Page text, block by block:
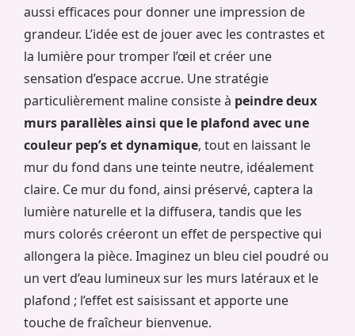
aussi efficaces pour donner une impression de
grandeur. L’idée est de jouer avec les contrastes et
la lumière pour tromper l’œil et créer une
sensation d’espace accrue. Une stratégie
particulièrement maline consiste à peindre deux
murs parallèles ainsi que le plafond avec une
couleur pep’s et dynamique, tout en laissant le
mur du fond dans une teinte neutre, idéalement
claire. Ce mur du fond, ainsi préservé, captera la
lumière naturelle et la diffusera, tandis que les
murs colorés créeront un effet de perspective qui
allongera la pièce. Imaginez un bleu ciel poudré ou
un vert d’eau lumineux sur les murs latéraux et le
plafond ; l’effet est saisissant et apporte une
touche de fraîcheur bienvenue.